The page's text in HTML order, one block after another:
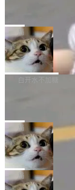
录全贴了出来。 他
iel Gross 来自 Weil
给 OpenAI 总法律顾
件，附了一封长信，
果员工带走机密信...
这是目前市面上唯一
C版的产品，搭载“
你的，AI写AI的，同
AI帮你干活，现在开
体验WorkBuddy鸿蒙
atePad Edge 升级至
P9 patch03及以上版
FFmpeg 9.0 发布
全球知名开源多媒体
布了 9.0 版本。这个
处理能力和硬件加速
处：FFmpeg 9.0 的
来自中国开发者雷霄
很多中国音视频开发
“启蒙老师”。 而今年
年。FFmpeg 社区最
字，留下了这份纪念
数字电视技术方向的
频技...
局
亚马逊成本失控：
万元，超预算 860%
外媒近日曝光了亚马
导致公司在多个项目
编写程序，目标是完
列表的数据匹配 ——
务，最终却产生了
超出原定预算 860%
最终并未成功落地，
达 5 个月，公司直到
白开水不加糖
e CEO Clément
没有拐弯抹角。他说
且按目前的速度，中
2027 年就能追上美
ngue 把原因归结为一
AI 开发者在一个共享
局
当 AI agent 把源码
统，开发者工具必须
五年前，David
一个问题：你写过什
乎都是没有。工程师
局